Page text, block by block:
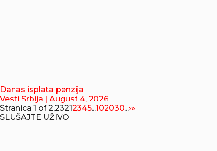
Danas isplata penzija
Vesti Srbija | August 4, 2026
Stranica 1 of 2,23212345...102030...›»
SLUŠAJTE UŽIVO